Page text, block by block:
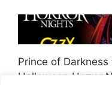
Prince of
Halloween Horror